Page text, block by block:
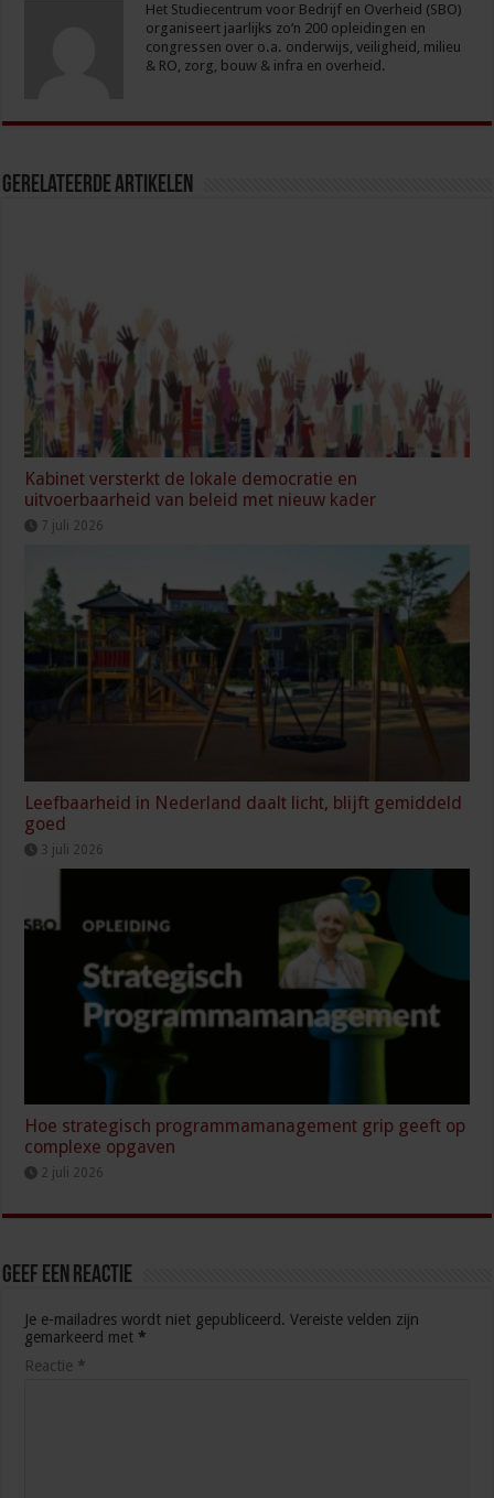
Het Studiecentrum voor Bedrijf en Overheid (SBO)
organiseert jaarlijks zo’n 200 opleidingen en
congressen over o.a. onderwijs, veiligheid, milieu
& RO, zorg, bouw & infra en overheid.
Gerelateerde Artikelen
Kabinet versterkt de lokale democratie en
uitvoerbaarheid van beleid met nieuw kader
7 juli 2026
Leefbaarheid in Nederland daalt licht, blijft gemiddeld
goed
3 juli 2026
Hoe strategisch programmamanagement grip geeft op
complexe opgaven
2 juli 2026
Geef een reactie
Je e-mailadres wordt niet gepubliceerd. Vereiste velden zijn
gemarkeerd met *
Reactie *